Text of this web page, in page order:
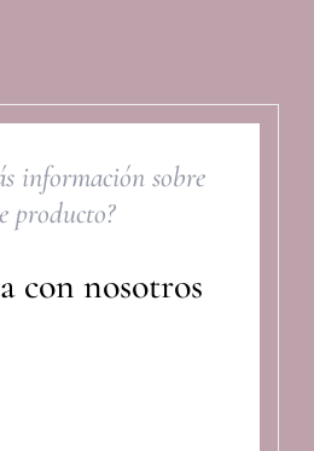
información sobre
producto?
con nosotros